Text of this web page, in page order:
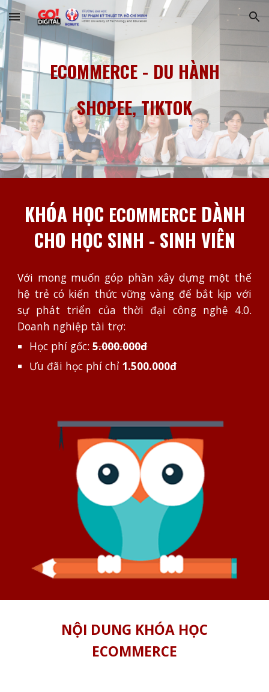
Skip to main content Skip to navigation
ECOMMERCE- DU HÀNH
SHOPEE, TIKTOK
KHÓA HỌC ECOMMERCEDÀNH
CHO HỌC SINH - SINH VIÊN
Với mong muốn góp phần xây dựng một thế
hệ trẻ có kiến thức vững vàng để bắt kịp với
sự phát triển của thời đại công nghệ 4.0.
Doanh nghiệp tài trợ:
Học phí gốc:5.000.000đ
Ưu đãi học phí chỉ 1.500.000đ
NỘI DUNG KHÓA HỌC
ECOMMERCE